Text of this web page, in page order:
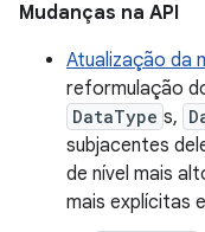
Mudanças na API
Atualização da
reformulação
DataType s,
subjacentes
de nível mais
mais explícitas